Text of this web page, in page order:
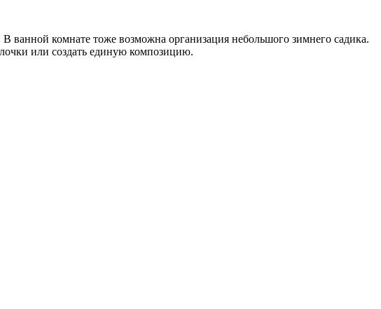
ванной комнате тоже возможна организация небольшого зимнего садика.
или создать единую композицию.